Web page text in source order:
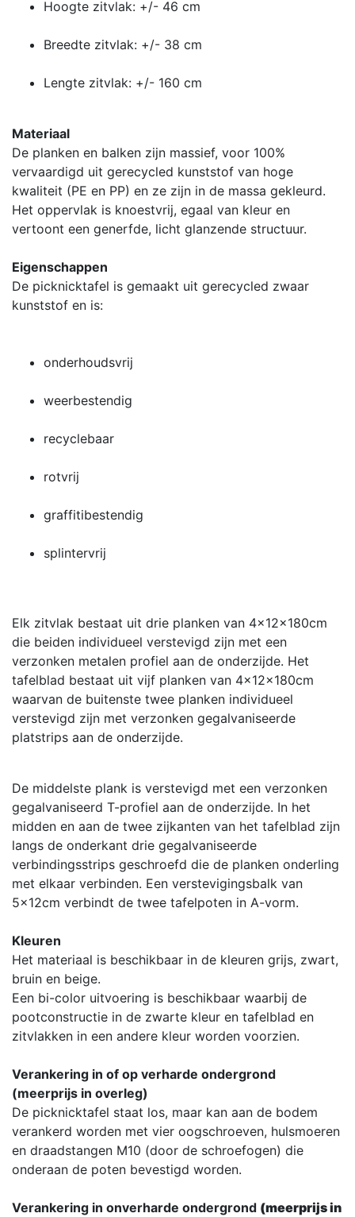
Hoogte zitvlak: +/- 46 cm
Breedte zitvlak: +/- 38 cm
Lengte zitvlak: +/- 160 cm
Materiaal
De planken en balken zijn massief, voor 100%
vervaardigd uit gerecycled kunststof van hoge
kwaliteit (PE en PP) en ze zijn in de massa gekleurd.
Het oppervlak is knoestvrij, egaal van kleur en
vertoont een generfde, licht glanzende structuur.
Eigenschappen
De picknicktafel is gemaakt uit gerecycled zwaar
kunststof en is:
onderhoudsvrij
weerbestendig
recyclebaar
rotvrij
graffitibestendig
splintervrij
Elk zitvlak bestaat uit drie planken van 4x12x180cm
die beiden individueel verstevigd zijn met een
verzonken metalen profiel aan de onderzijde. Het
tafelblad bestaat uit vijf planken van 4x12x180cm
waarvan de buitenste twee planken individueel
verstevigd zijn met verzonken gegalvaniseerde
platstrips aan de onderzijde.
De middelste plank is verstevigd met een verzonken
gegalvaniseerd T-profiel aan de onderzijde. In het
midden en aan de twee zijkanten van het tafelblad zijn
langs de onderkant drie gegalvaniseerde
verbindingsstrips geschroefd die de planken onderling
met elkaar verbinden. Een verstevigingsbalk van
5x12cm verbindt de twee tafelpoten in A-vorm.
Kleuren
Het materiaal is beschikbaar in de kleuren grijs, zwart,
bruin en beige.
Een bi-color uitvoering is beschikbaar waarbij de
pootconstructie in de zwarte kleur en tafelblad en
zitvlakken in een andere kleur worden voorzien.
Verankering in of op verharde ondergrond
(meerprijs in overleg)
De picknicktafel staat los, maar kan aan de bodem
verankerd worden met vier oogschroeven, hulsmoeren
en draadstangen M10 (door de schroefogen) die
onderaan de poten bevestigd worden.
Verankering in onverharde ondergrond (meerprijs in